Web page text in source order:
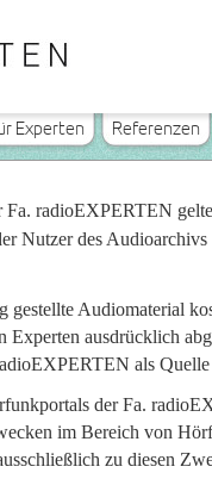
Experten Referenzen
radioEXPERTEN
Nutzer des
gestellte Audiomaterial
ausdrücklich
als Quelle
der Fa.
im Bereich von
zu diesen